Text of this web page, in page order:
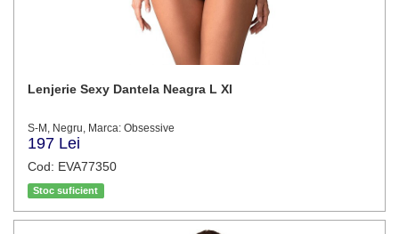
Lenjerie Sexy Dantela Neagra L Xl
S-M, Negru, Marca: Obsessive
197 Lei
Cod: EVA77350
Stoc suficient